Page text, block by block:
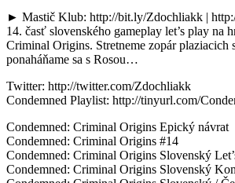
► Mastič Klub: http://bit.ly/Zdochliakk |
14. časť slovenského gameplay let’s play na
Criminal Origins. Stretneme zopár plaziacich
ponaháňame sa s Rosou…
Twitter: http://twitter.com/Zdochliakk
Condemned Playlist: http://tinyurl.com/
Condemned: Criminal Origins Epický návrat
Condemned: Criminal Origins #14
Condemned: Criminal Origins Slovenský
Condemned: Criminal Origins Slovenský